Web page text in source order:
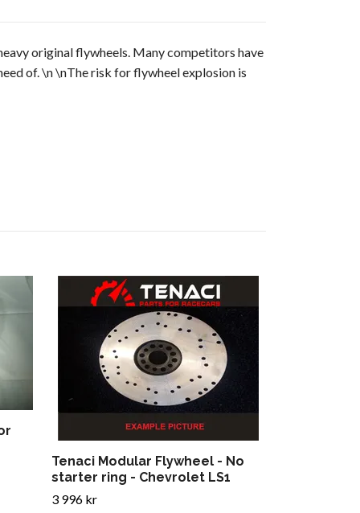
original flywheels. Many competitors have
of. \n \nThe risk for flywheel explosion is
Tenaci Modular Flywheel - No
starter ring - Chevrolet LS1
3 996 kr